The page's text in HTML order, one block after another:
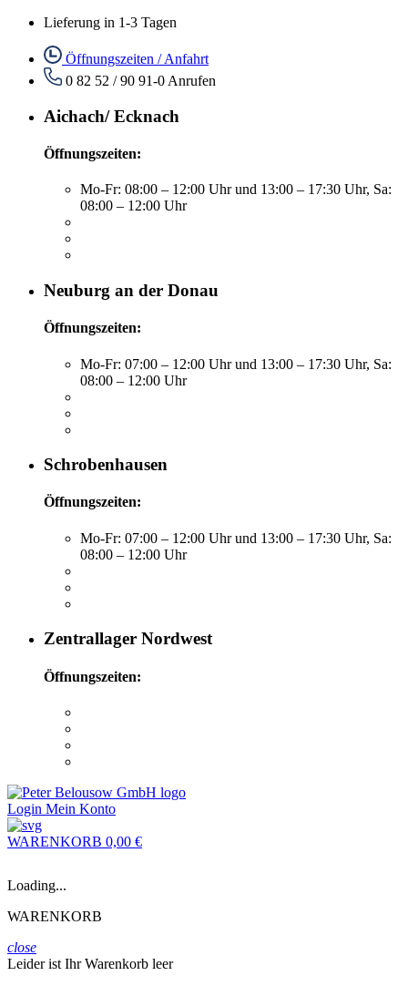
Lieferung in 1-3 Tagen
Öffnungszeiten / Anfahrt
0 82 52 / 90 91-0 Anrufen
Aichach/ Ecknach
Öffnungszeiten:
Mo-Fr: 08:00 – 12:00 Uhr und 13:00 – 17:30 Uhr, Sa:
08:00 – 12:00 Uhr
Neuburg an der Donau
Öffnungszeiten:
Mo-Fr: 07:00 – 12:00 Uhr und 13:00 – 17:30 Uhr, Sa:
08:00 – 12:00 Uhr
Schrobenhausen
Öffnungszeiten:
Mo-Fr: 07:00 – 12:00 Uhr und 13:00 – 17:30 Uhr, Sa:
08:00 – 12:00 Uhr
Zentrallager Nordwest
Öffnungszeiten:
Login Mein Konto
WARENKORB 0,00 €
Loading...
WARENKORB
close
Leider ist Ihr Warenkorb leer